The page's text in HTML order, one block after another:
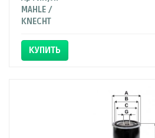
MAHLE /
KNECHT
КУПИТЬ